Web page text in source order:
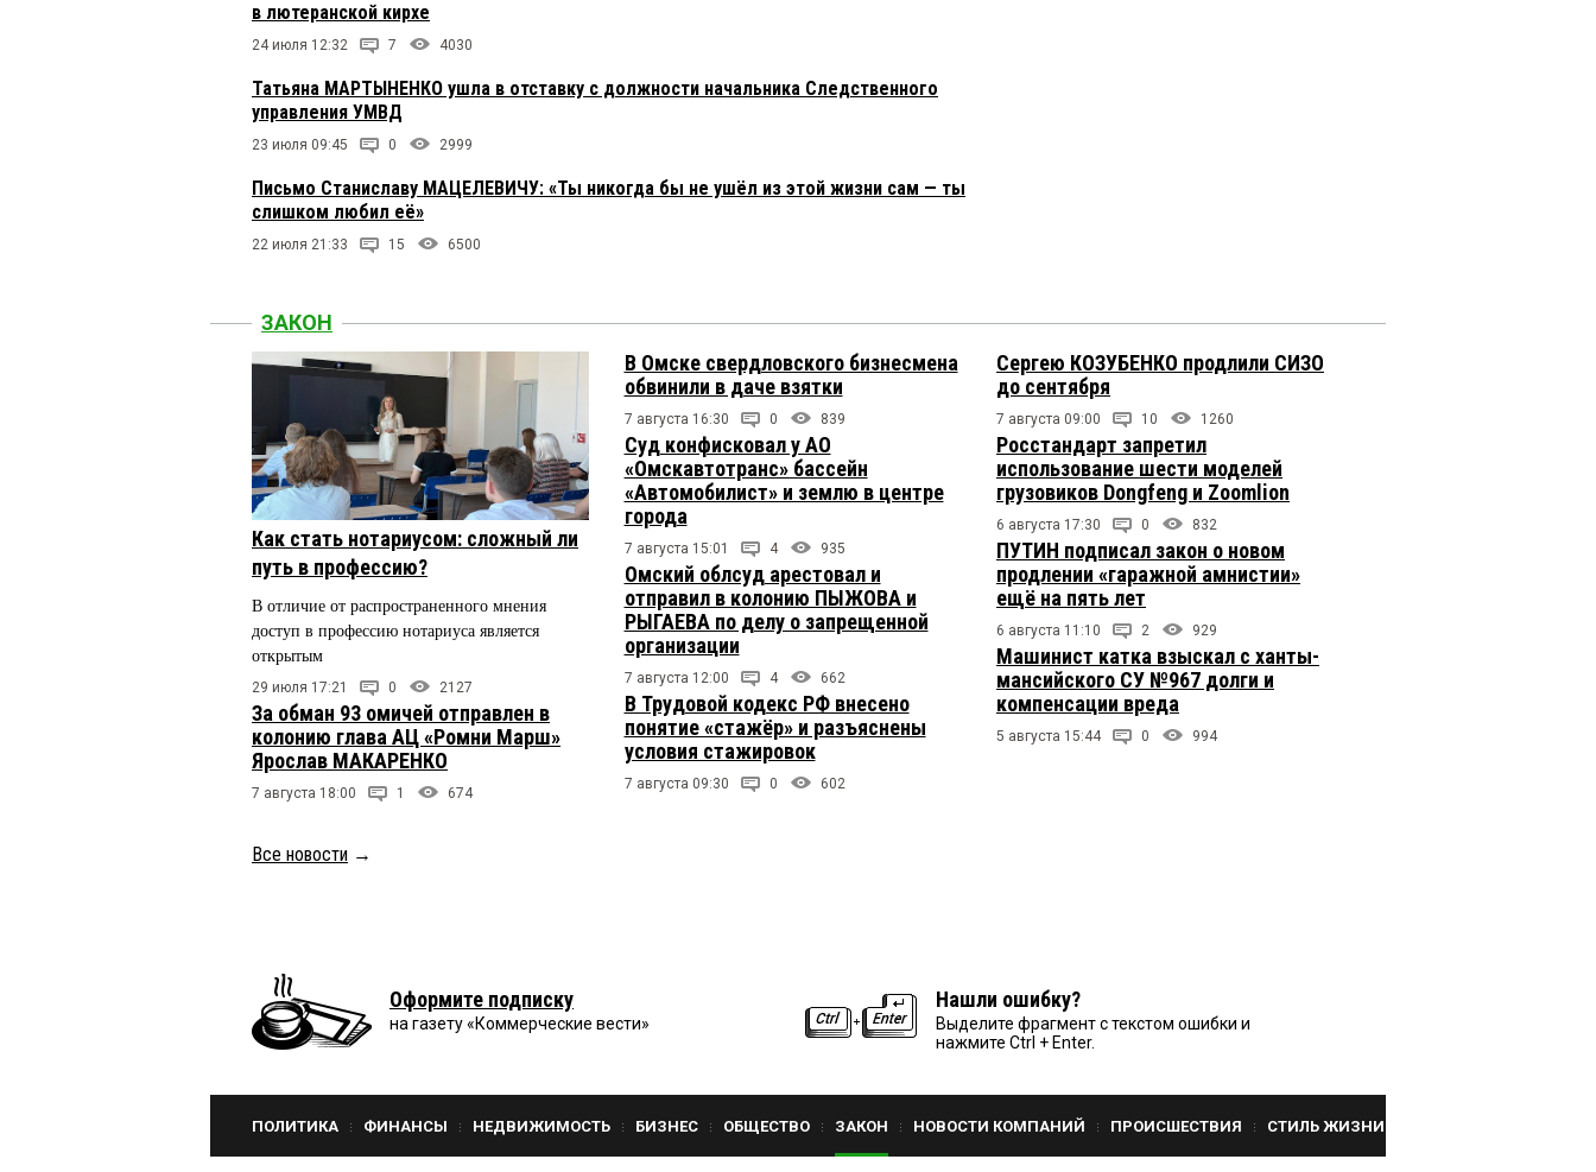
в лютеранской кирхе
24 июля 12:32 7 4030
Татьяна МАРТЫНЕНКО ушла в отставку с должности начальника Следственного
управления УМВД
23 июля 09:45 0 2999
Письмо Станиславу МАЦЕЛЕВИЧУ: «Ты никогда бы не ушёл из этой жизни сам — ты
слишком любил её»
22 июля 21:33 15 6500
ЗАКОН
Как стать нотариусом: сложный ли
путь в профессию?
В отличие от распространенного мнения
доступ в профессию нотариуса является
открытым
29 июля 17:21 0 2127
За обман 93 омичей отправлен в
колонию глава АЦ «Ромни Марш»
Ярослав МАКАРЕНКО
7 августа 18:00 1 674
В Омске свердловского бизнесмена
обвинили в даче взятки
7 августа 16:30 0 839
Суд конфисковал у АО
«Омскавтотранс» бассейн
«Автомобилист» и землю в центре
города
7 августа 15:01 4 935
Омский облсуд арестовал и
отправил в колонию ПЫЖОВА и
РЫГАЕВА по делу о запрещенной
организации
7 августа 12:00 4 662
В Трудовой кодекс РФ внесено
понятие «стажёр» и разъяснены
условия стажировок
7 августа 09:30 0 602
Сергею КОЗУБЕНКО продлили СИЗО
до сентября
7 августа 09:00 10 1260
Росстандарт запретил
использование шести моделей
грузовиков Dongfeng и Zoomlion
6 августа 17:30 0 832
ПУТИН подписал закон о новом
продлении «гаражной амнистии»
ещё на пять лет
6 августа 11:10 2 929
Машинист катка взыскал с ханты-
мансийского СУ №967 долги и
компенсации вреда
5 августа 15:44 0 994
Все новости →
Оформите подписку
на газету «Коммерческие вести»
Нашли ошибку?
Выделите фрагмент с текстом ошибки и
нажмите Ctrl + Enter.
ПОЛИТИКА ФИНАНСЫ НЕДВИЖИМОСТЬ БИЗНЕС ОБЩЕСТВО ЗАКОН НОВОСТИ КОМПАНИЙ ПРОИСШЕСТВИЯ СТИЛЬ ЖИЗНИ